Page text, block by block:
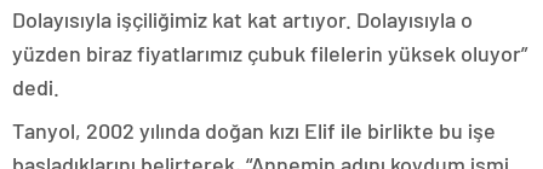
Dolayısıyla işçiliğimiz kat kat artıyor. Dolayısıyla o
yüzden biraz fiyatlarımız çubuk filelerin yüksek oluyor”
dedi.
Tanyol, 2002 yılında doğan kızı Elif ile birlikte bu işe